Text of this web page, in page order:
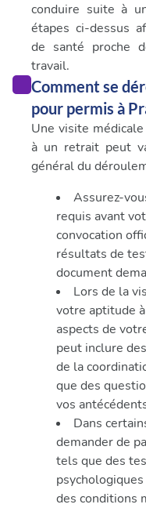
conduire suite à
étapes ci-dessus
de santé proche
travail.
Comment se
pour permis à
Une visite
à un retrait peut
général du
Assurez-
requis avant
convocation
résultats de
document
Lors de la
votre aptitude
aspects de
peut inclure
de la
que des
vos
Dans
demander de
tels que des
des conditions